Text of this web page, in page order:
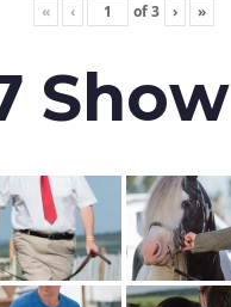
« ‹ of3 › »
Show